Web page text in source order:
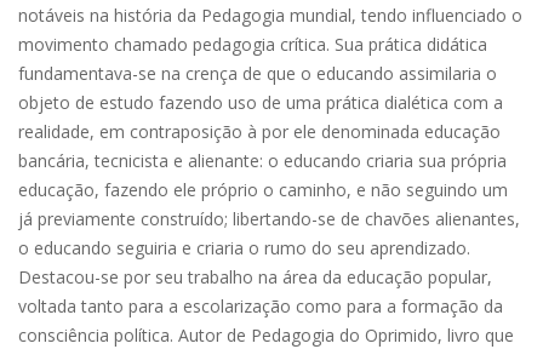
notáveis na história da Pedagogia mundial, tendo influenciado o
movimento chamado pedagogia crítica. Sua prática didática
fundamentava-se na crença de que o educando assimilaria o
objeto de estudo fazendo uso de uma prática dialética com a
realidade, em contraposição à por ele denominada educação
bancária, tecnicista e alienante: o educando criaria sua própria
educação, fazendo ele próprio o caminho, e não seguindo um
já previamente construído; libertando-se de chavões alienantes,
o educando seguiria e criaria o rumo do seu aprendizado.
Destacou-se por seu trabalho na área da educação popular,
voltada tanto para a escolarização como para a formação da
consciência política. Autor de Pedagogia do Oprimido, livro que